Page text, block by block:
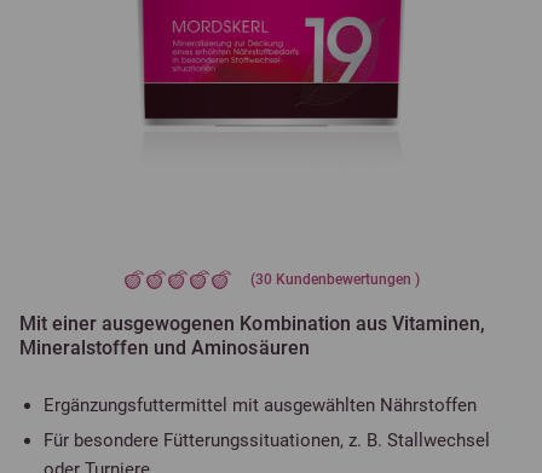
(30 Kundenbewertungen )
Mit einer ausgewogenen Kombination aus Vitaminen,
Mineralstoffen und Aminosäuren
Ergänzungsfuttermittel mit ausgewählten Nährstoffen
Für besondere Fütterungssituationen, z. B. Stallwechsel